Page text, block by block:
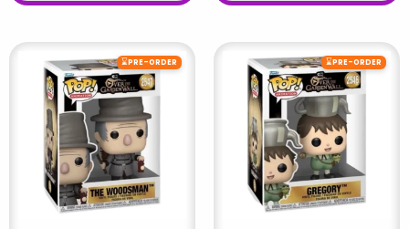
⌛PRE-ORDER ⌛PRE-ORDER